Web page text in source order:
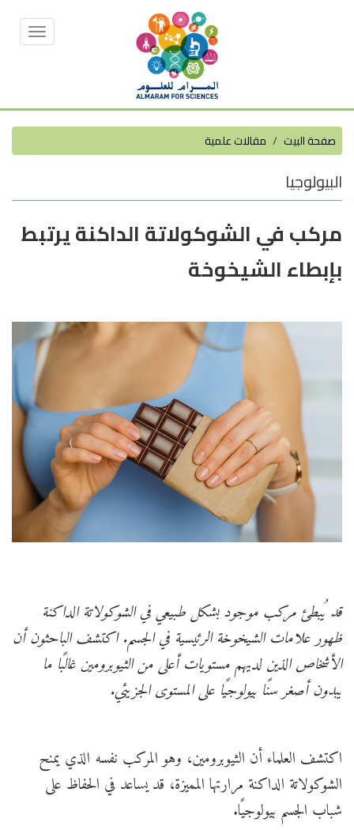
Toggle
صفحة البيت مقالات علمية
البيولوجيا
مركب في الشوكولاتة الداكنة يرتبط
بإبطاء الشيخوخة
قد يُبطئ مركب موجود بشكل طبيعي في الشوكولاتة الداكنة
ظهور علامات الشيخوخة الرئيسية في الجسم. اكتشف الباحثون أن
الأشخاص الذين لديهم مستويات أعلى من الثيوبرومين غالبًا ما
يبدون أصغر سنًا بيولوجيًا على المستوى الجزيئي.
اكتشف العلماء أن الثيوبرومين، وهو المركب نفسه الذي يمنح
الشوكولاتة الداكنة مرارتها المميزة، قد يساعد في الحفاظ على
شباب الجسم بيولوجيًا.